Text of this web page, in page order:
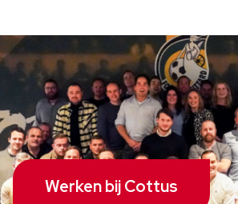
Werken bij Cottus